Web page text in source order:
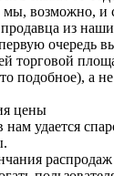
мы, возможно, и
из
очередь
торговой
подобное), а
цены
удается